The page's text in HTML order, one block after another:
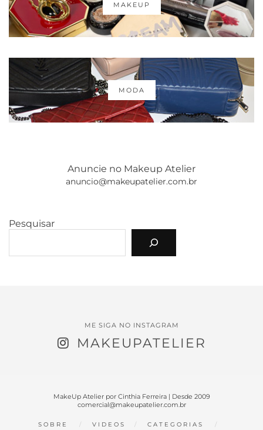
MAKEUP
MODA
Anuncie no Makeup Atelier
anuncio@makeupatelier.com.br
Pesquisar
ME SIGA NO INSTAGRAM
MAKEUPATELIER
MakeUp Atelier por Cinthia Ferreira | Desde 2009
comercial@makeupatelier.com.br
SOBRE VIDEOS CATEGORIAS